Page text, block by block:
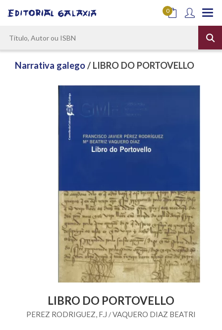
0
Narrativa galego/ LIBRO DO PORTOVELLO
LIBRO DO PORTOVELLO
PEREZ RODRIGUEZ, F.J /VAQUERO DIAZ BEATRI